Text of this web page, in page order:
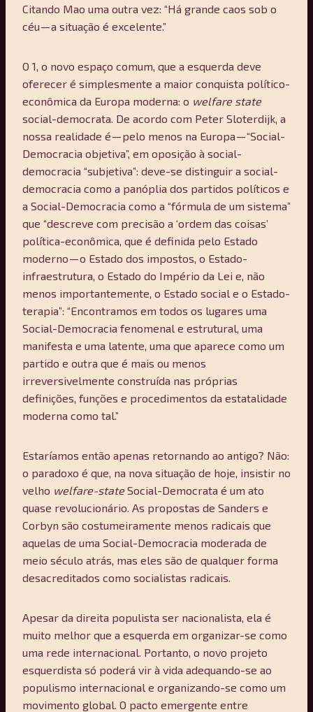
Citando Mao uma outra vez: “Há grande caos sob o
céu — a situação é excelente.”
O 1, o novo espaço comum, que a esquerda deve
oferecer é simplesmente a maior conquista político-
econômica da Europa moderna: o welfare state
social-democrata. De acordo com Peter Sloterdijk, a
nossa realidade é — pelo menos na Europa — “Social-
Democracia objetiva”, em oposição à social-
democracia “subjetiva”: deve-se distinguir a social-
democracia como a panóplia dos partidos políticos e
a Social-Democracia como a “fórmula de um sistema”
que “descreve com precisão a ‘ordem das coisas’
política-econômica, que é definida pelo Estado
moderno — o Estado dos impostos, o Estado-
infraestrutura, o Estado do Império da Lei e, não
menos importantemente, o Estado social e o Estado-
terapia”: “Encontramos em todos os lugares uma
Social-Democracia fenomenal e estrutural, uma
manifesta e uma latente, uma que aparece como um
partido e outra que é mais ou menos
irreversivelmente construída nas próprias
definições, funções e procedimentos da estatalidade
moderna como tal.”
Estaríamos então apenas retornando ao antigo? Não:
o paradoxo é que, na nova situação de hoje, insistir no
velho welfare-stateSocial-Democrata é um ato
quase revolucionário. As propostas de Sanders e
Corbyn são costumeiramente menos radicais que
aquelas de uma Social-Democracia moderada de
meio século atrás, mas eles são de qualquer forma
desacreditados como socialistas radicais.
Apesar da direita populista ser nacionalista, ela é
muito melhor que a esquerda em organizar-se como
uma rede internacional. Portanto, o novo projeto
esquerdista só poderá vir à vida adequando-se ao
populismo internacional e organizando-se como um
movimento global. O pacto emergente entre